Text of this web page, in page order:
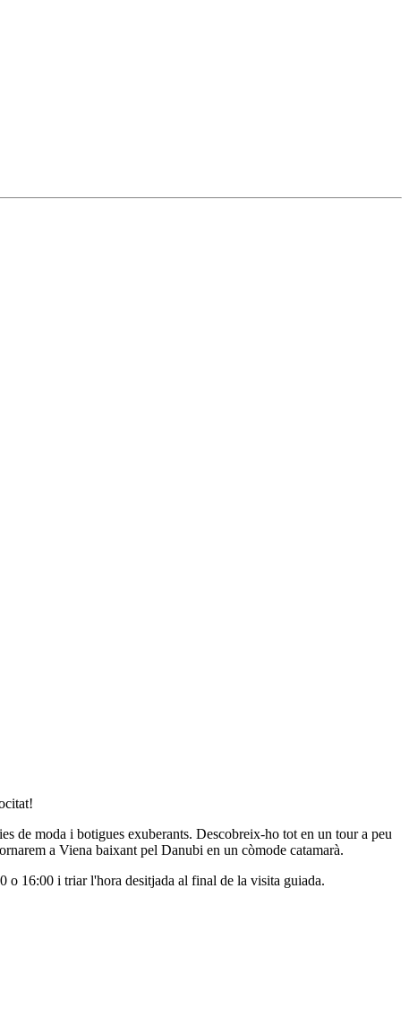
de moda i botigues exuberants. Descobreix-ho tot en un tour a peu
a Viena baixant pel Danubi en un còmode catamarà.
o 16:00 i triar l'hora desitjada al final de la visita guiada.